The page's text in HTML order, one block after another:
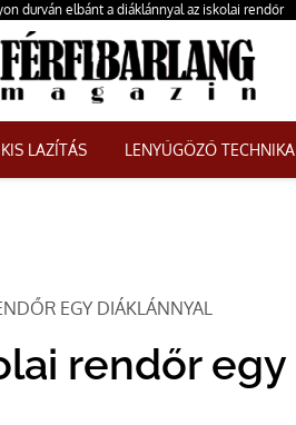
durván elbánt a diáklánnyal az iskolai rendőr
LAZÍTÁS LENYŰGÖZŐ TECHNIKA
EGY DIÁKLÁNNYAL
rendőr egy